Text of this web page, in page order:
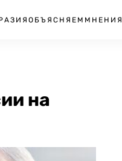
ОБЪЯСНЯЕМ МНЕНИЯ
на